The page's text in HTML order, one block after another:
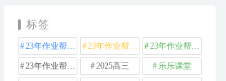
标签
23年作业帮高中化学 23年作业帮高中数学 23年作业帮高中物理
23年作业帮高中英语 2025高三 乐乐课堂